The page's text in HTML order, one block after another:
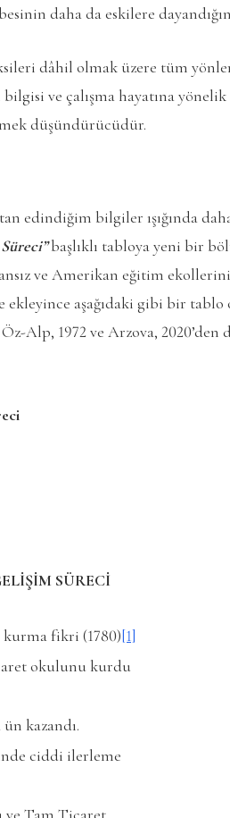
daha da eskilere
dâhil olmak üzere tüm
ve çalışma hayatına
düşündürücüdür.
edindiğim bilgiler ışığında
başlıklı tabloya yeni bir
ve Amerikan eğitim
ekleyince aşağıdaki gibi bir
Alp, 1972 ve Arzova, 2020’den
SÜRECİ
kurma fikri (1780)[1]
okulunu kurdu
kazandı.
ciddi ilerleme